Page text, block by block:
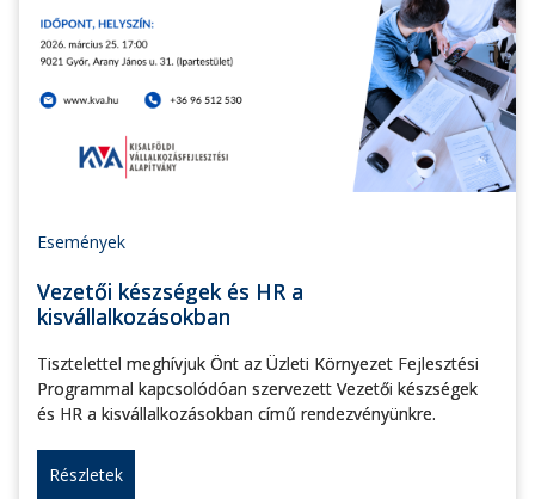
Események
Vezetői készségek és HR a
kisvállalkozásokban
Tisztelettel meghívjuk Önt az Üzleti Környezet Fejlesztési
Programmal kapcsolódóan szervezett Vezetői készségek
és HR a kisvállalkozásokban című rendezvényünkre.
Részletek